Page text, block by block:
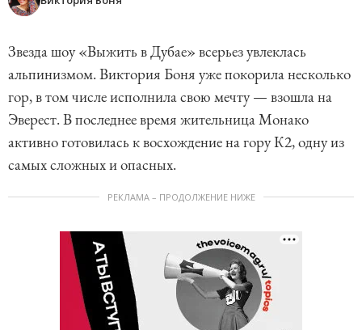
Звезда шоу «Выжить в Дубае» всерьез увлеклась
альпинизмом. Виктория Боня уже покорила несколько
гор, в том числе исполнила свою мечту — взошла на
Эверест. В последнее время жительница Монако
активно готовилась к восхождение на гору К2, одну из
самых сложных и опасных.
РЕКЛАМА – ПРОДОЛЖЕНИЕ НИЖЕ